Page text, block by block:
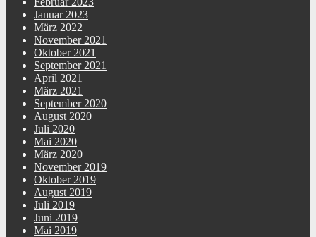
Januar 2023
März 2022
November 2021
Oktober 2021
September 2021
April 2021
März 2021
September 2020
August 2020
Juli 2020
Mai 2020
März 2020
November 2019
Oktober 2019
August 2019
Juli 2019
Juni 2019
Mai 2019